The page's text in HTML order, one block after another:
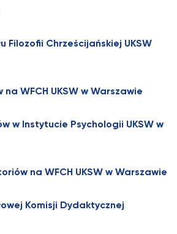
Filozofii Chrześcijańskiej UKSW
WFCH UKSW w Warszawie
w Instytucie Psychologii UKSW w
na WFCH UKSW w Warszawie
Komisji Dydaktycznej